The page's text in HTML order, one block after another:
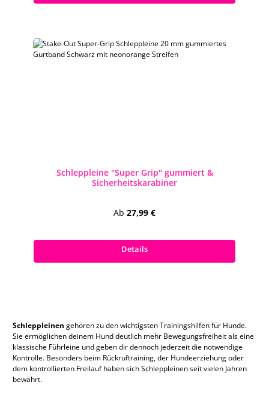
Schleppleine "Super Grip" gummiert &
Sicherheitskarabiner
Regulärer Preis:
Ab 27,99 €
Details
Schleppleinen gehören zu den wichtigsten Trainingshilfen für Hunde.
Sie ermöglichen deinem Hund deutlich mehr Bewegungsfreiheit als eine
klassische Führleine und geben dir dennoch jederzeit die notwendige
Kontrolle. Besonders beim Rückruftraining, der Hundeerziehung oder
dem kontrollierten Freilauf haben sich Schleppleinen seit vielen Jahren
bewährt.